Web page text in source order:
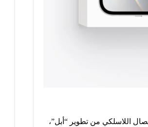
اللاسلكي من تطوير “أبل”،